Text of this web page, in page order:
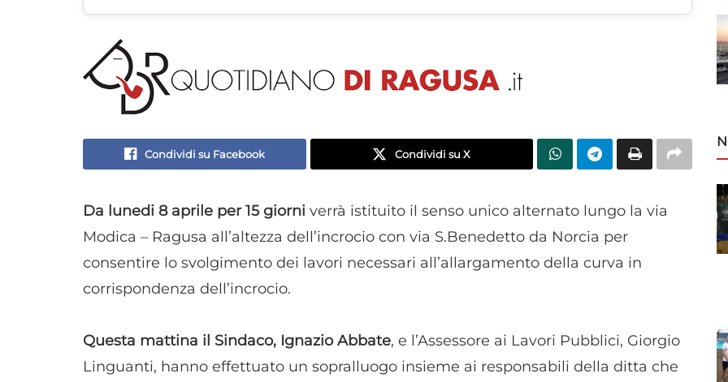
Condividi su Facebook Condividi su X
Da lunedi 8 aprile per 15 giorni verrà istituito il senso unico alternato lungo la via
Modica – Ragusa all’altezza dell’incrocio con via S.Benedetto da Norcia per
consentire lo svolgimento dei lavori necessari all’allargamento della curva in
corrispondenza dell’incrocio.
Questa mattina il Sindaco, Ignazio Abbate, e l’Assessore ai Lavori Pubblici, Giorgio
Linguanti, hanno effettuato un sopralluogo insieme ai responsabili della ditta che